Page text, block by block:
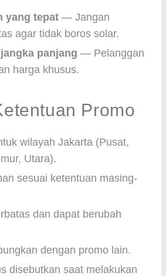
yang tepat — Jangan
agar tidak boros solar.
panjang — Pelanggan
harga khusus.
Promo
wilayah Jakarta (Pusat,
Utara).
sesuai ketentuan masing-
dan dapat berubah
dengan promo lain.
disebutkan saat melakukan